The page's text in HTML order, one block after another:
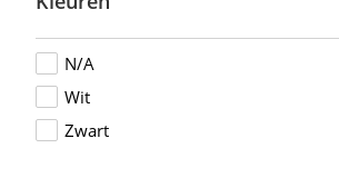
N/A
Wit
Zwart